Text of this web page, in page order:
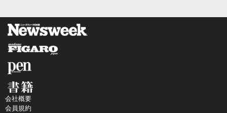
会社概要
会員規約